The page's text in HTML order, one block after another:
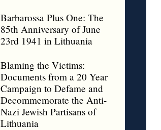
Barbarossa Plus One: The
85th Anniversary of June
23rd 1941 in Lithuania
Blaming the Victims:
Documents from a 20 Year
Campaign to Defame and
Decommemorate the Anti-
Nazi Jewish Partisans of
Lithuania